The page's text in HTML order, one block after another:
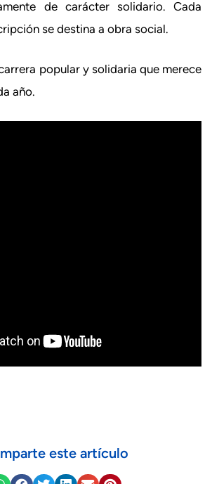
de carácter solidario. Cada
se destina a obra social.
popular y solidaria que merece
año.
este artículo